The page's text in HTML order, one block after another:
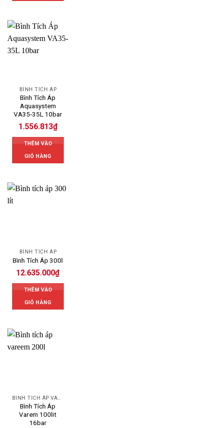
BÌNH TÍCH ÁP
Bình Tích Áp
Aquasystem
VA35-35L 10bar
1.556.813₫
THÊM VÀO
GIỎ HÀNG
BÌNH TÍCH ÁP
Bình Tích Áp 300l
12.635.000₫
THÊM VÀO
GIỎ HÀNG
Bình Tích Áp
Varem 100lit
16bar